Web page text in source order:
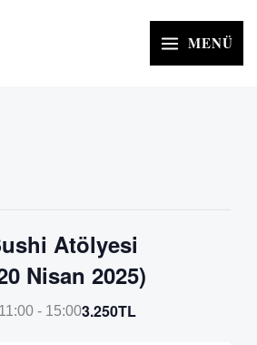
MENÜ
Atölyesi
Nisan 2025)
- 15:003.250TL